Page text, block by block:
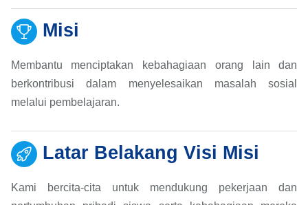
Misi
Membantu menciptakan kebahagiaan orang lain dan
berkontribusi dalam menyelesaikan masalah sosial
melalui pembelajaran.
Latar Belakang Visi Misi
Kami bercita-cita untuk mendukung pekerjaan dan